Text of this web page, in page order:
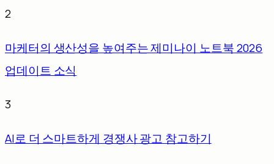
2
마케터의 생산성을 높여주는 제미나이 노트북 2026
업데이트 소식
3
AI로 더 스마트하게 경쟁사 광고 참고하기